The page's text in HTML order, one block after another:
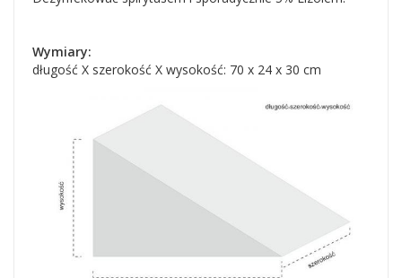
Wymiary:
długość X szerokość X wysokość: 70 x 24 x 30 cm